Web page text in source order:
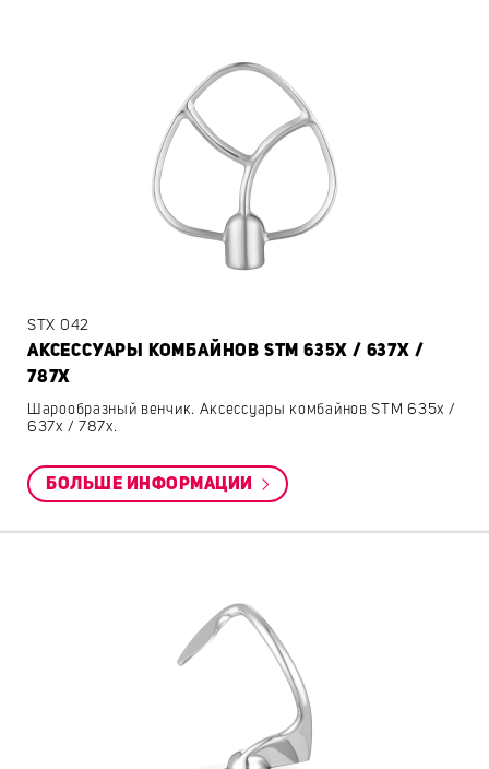
STX 042
АКСЕССУАРЫ КОМБАЙНОВ STM 635X / 637X /
787X
Шарообразный венчик. Аксессуары комбайнов STM 635x /
637x / 787x.
БОЛЬШЕ ИНФОРМАЦИИ